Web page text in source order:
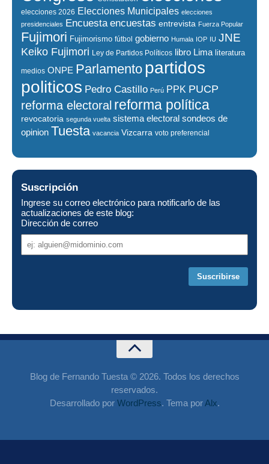
elecciones 2026 Elecciones Municipales elecciones
presidenciales Encuesta encuestas entrevista Fuerza Popular
Fujimori Fujimorismo fútbol gobierno Humala IOP IU JNE
Keiko Fujimori Ley de Partidos Políticos libro Lima literatura
medios ONPE Parlamento partidos
politicos Pedro Castillo Perú PPK PUCP
reforma electoral reforma política
revocatoria segunda vuelta sistema electoral sondeos de
opinion Tuesta vacancia Vizcarra voto preferencial
Suscripción
Ingrese su correo electrónico para notificarlo de las
actualizaciones de este blog:
Dirección de correo
Dirección
de
Blog de Fernando Tuesta © 2026. Todos los derechos
reservados.
Desarrollado por WordPress. Tema porAlx.